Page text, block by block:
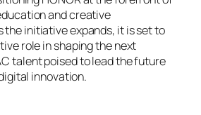
and creative
the initiative expands, it is set to
role in shaping the next
talent poised to lead the future
innovation.